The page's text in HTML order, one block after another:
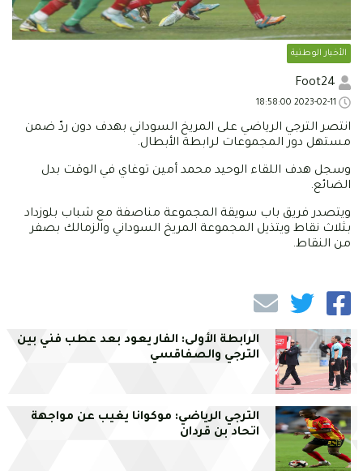
الأخبار الوطنية
انتصر الترجي الرياضي على المريخ السوداني بهدف دون ردّ ضمن
مستهل دور المجموعات لرابطة الأبطال.
وسجل هدف اللقاء الوحيد محمد أمين توغاي في الوقت بدل
الضائع.
ويتصدر فريق باب سويقة المجموعة مناصفة مع شباب بلوزداد
بثلاث نقاط ويتذيل المجموعة المريخ السوداني والزمالك بصفر
من النقاط.
الرابطة الأولى: الفار يعود بعد عطب فني بين
الترجي والصفاقسي
الترجي الرياضي: موكوانا يغيب عن مواجهة
اتحاد بن قردان